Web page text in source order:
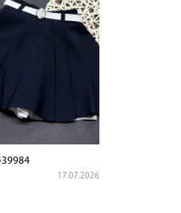
17.07.2026